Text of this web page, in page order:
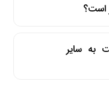
است؟
به سایر